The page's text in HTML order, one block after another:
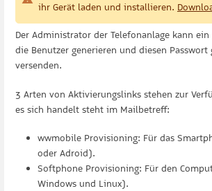
ihr Gerät laden und installieren.
Der Administrator der Telefonanlage kann ein
die Benutzer generieren und diesen
versenden.
3 Arten von Aktivierungslinks stehen zur
es sich handelt steht im Mailbetreff:
wwmobile Provisioning: Für das
oder Adroid).
Softphone Provisioning: Für den
Windows und Linux).